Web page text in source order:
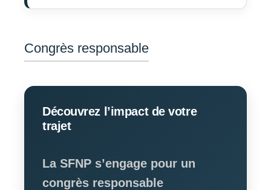
Congrès responsable
Découvrez l’impact de votre
trajet
La SFNP s’engage pour un
congrès responsable